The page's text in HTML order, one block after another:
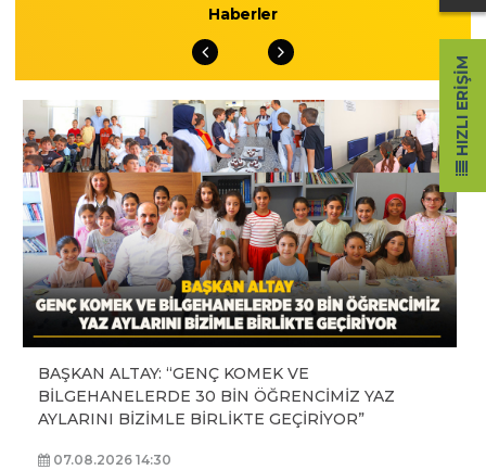
Haberler
BAŞKAN ALTAY: “GENÇ KOMEK VE
BİLGEHANELERDE 30 BİN ÖĞRENCİMİZ YAZ
AYLARINI BİZİMLE BİRLİKTE GEÇİRİYOR”
07.08.2026 14:30
HIZLI ERIŞIM